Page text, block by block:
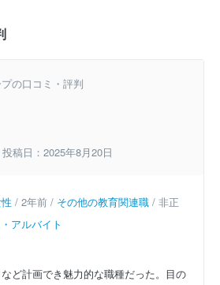
の口コミ・評判
稿日：2025年8月20日
/ 2年前 / その他の教育関連職 / 非正
アルバイト
ど計画でき魅力的な職種だった。目の